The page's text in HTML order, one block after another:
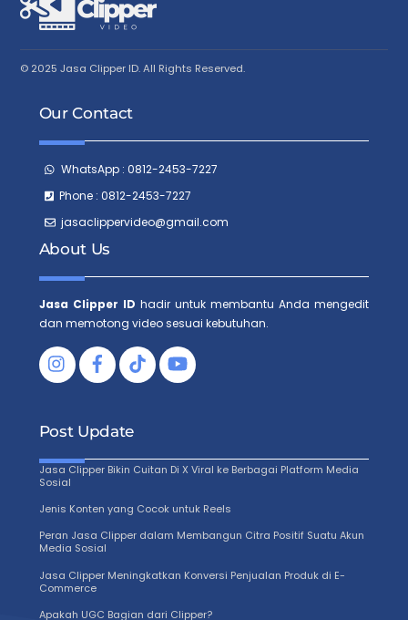
© 2025 Jasa Clipper ID. All Rights Reserved.
Our Contact
WhatsApp : 0812-2453-7227
Phone : 0812-2453-7227
jasaclippervideo@gmail.com
About Us
Jasa Clipper ID hadir untuk membantu Anda mengedit
dan memotong video sesuai kebutuhan.
FacebookTiktok
Post Update
Jasa Clipper Bikin Cuitan Di X Viral ke Berbagai Platform Media
Sosial
Jenis Konten yang Cocok untuk Reels
Peran Jasa Clipper dalam Membangun Citra Positif Suatu Akun
Media Sosial
Jasa Clipper Meningkatkan Konversi Penjualan Produk di E-
Commerce
Apakah UGC Bagian dari Clipper?